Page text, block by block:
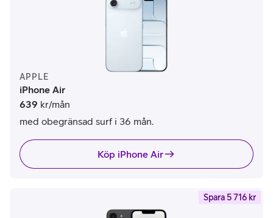
APPLE
iPhone Air
639 kr/mån
med obegränsad surf i 36 mån.
Köp iPhone Air
Spara 5 716 kr